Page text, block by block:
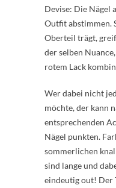
Devise: Die Nägel
Outfit abstimmen.
Oberteil trägt,
der selben
rotem Lack
Wer dabei nicht
möchte, der kann
entsprechenden
Nägel punkten.
sommerlichen
sind lange und
eindeutig out! Der